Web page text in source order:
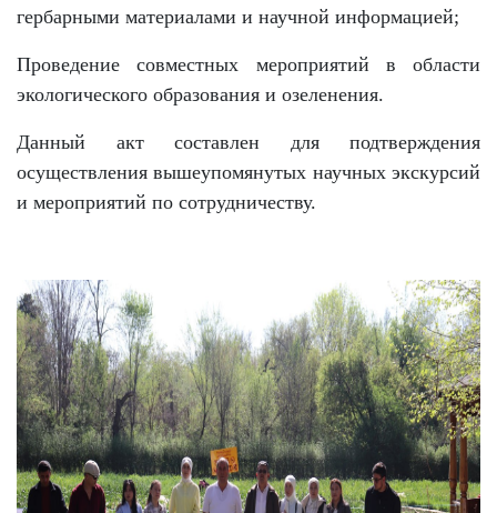
гербарными материалами и научной информацией;
Проведение совместных мероприятий в области
экологического образования и озеленения.
Данный акт составлен для подтверждения
осуществления вышеупомянутых научных экскурсий
и мероприятий по сотрудничеству.
ETHNOBOTANY